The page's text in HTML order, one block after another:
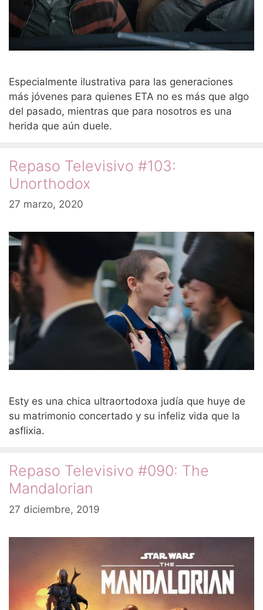
Especialmente ilustrativa para las generaciones
más jóvenes para quienes ETA no es más que algo
del pasado, mientras que para nosotros es una
herida que aún duele.
Repaso Televisivo #103:
Unorthodox
27 marzo, 2020
Esty es una chica ultraortodoxa judía que huye de
su matrimonio concertado y su infeliz vida que la
asflixia.
Repaso Televisivo #090: The
Mandalorian
27 diciembre, 2019